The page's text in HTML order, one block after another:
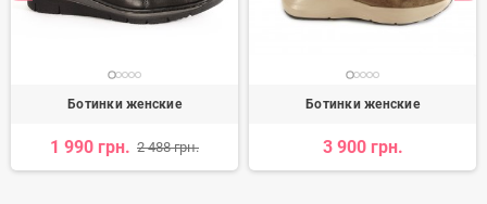
Ботинки женские
1 990 грн. 2 488 грн.
Ботинки женские
3 900 грн.